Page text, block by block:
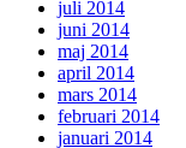
juli 2014
juni 2014
maj 2014
april 2014
mars 2014
februari 2014
januari 2014